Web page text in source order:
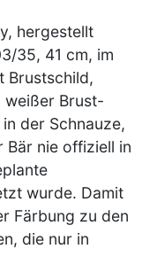
hergestellt
35, 41 cm, im
Brustschild,
weißer Brust-
der Schnauze,
Bär nie offiziell in
wurde. Damit
Färbung zu den
die nur in